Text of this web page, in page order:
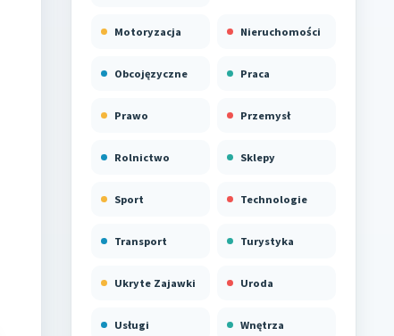
Motoryzacja Nieruchomości
Obcojęzyczne Praca
Prawo Przemysł
Rolnictwo Sklepy
Sport Technologie
Transport Turystyka
Ukryte Zajawki Uroda
Usługi Wnętrza